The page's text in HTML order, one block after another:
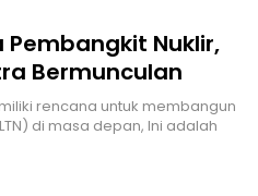
Pembangkit Nuklir,
Bermunculan
rencana untuk membangun
di masa depan, Ini adalah